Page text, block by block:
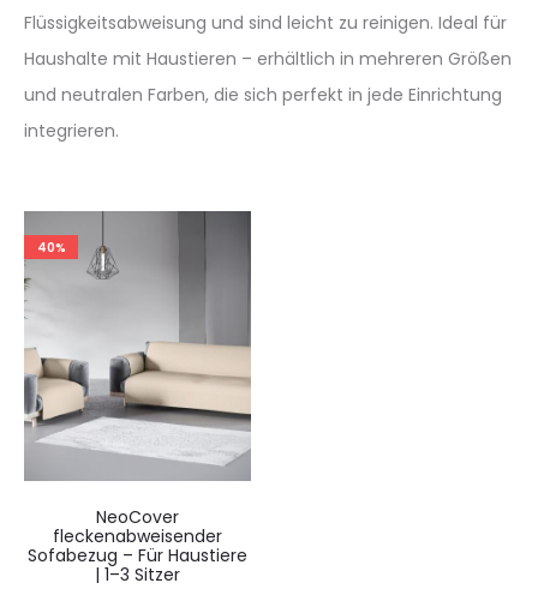
Flüssigkeitsabweisung und sind leicht zu reinigen. Ideal für
Haushalte mit Haustieren – erhältlich in mehreren Größen
und neutralen Farben, die sich perfekt in jede Einrichtung
integrieren.
40%
NeoCover
fleckenabweisender
Sofabezug – Für Haustiere
| 1–3 Sitzer